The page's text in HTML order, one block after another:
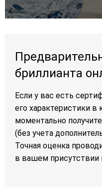
бриллианта
Если у вас есть
его характеристики в
моментально
(без учета
Точная оценка
в вашем присутствии